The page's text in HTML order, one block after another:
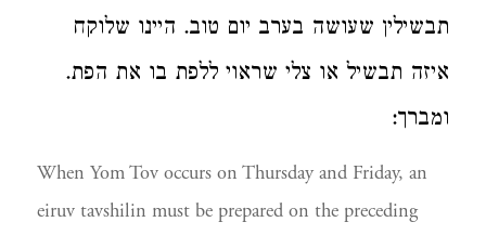
תבשילין שעושה בערב יום טוב. היינו שלוקח
איזה תבשיל או צלי שראוי ללפת בו את הפת.
ומברך:
When Yom Tov occurs on Thursday and Friday, an
eiruv tavshilin must be prepared on the preceding